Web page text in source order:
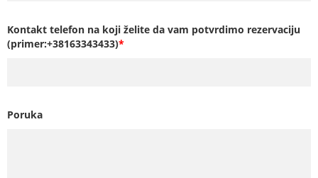
Kontakt telefon na koji želite da vam potvrdimo rezervaciju
(primer:+38163343433)*
Poruka